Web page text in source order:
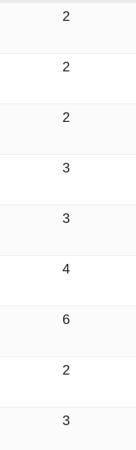
2
2
2
3
3
4
6
2
3